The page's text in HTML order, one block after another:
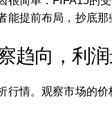
提前布局，抄底
趋向，利润
行情。观察市场的